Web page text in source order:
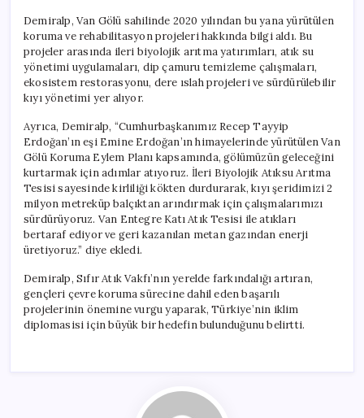
Demiralp, Van Gölü sahilinde 2020 yılından bu yana yürütülen
koruma ve rehabilitasyon projeleri hakkında bilgi aldı. Bu
projeler arasında ileri biyolojik arıtma yatırımları, atık su
yönetimi uygulamaları, dip çamuru temizleme çalışmaları,
ekosistem restorasyonu, dere ıslah projeleri ve sürdürülebilir
kıyı yönetimi yer alıyor.
Ayrıca, Demiralp, “Cumhurbaşkanımız Recep Tayyip
Erdoğan’ın eşi Emine Erdoğan’ın himayelerinde yürütülen Van
Gölü Koruma Eylem Planı kapsamında, gölümüzün geleceğini
kurtarmak için adımlar atıyoruz. İleri Biyolojik Atıksu Arıtma
Tesisi sayesinde kirliliği kökten durdurarak, kıyı şeridimizi 2
milyon metreküp balçıktan arındırmak için çalışmalarımızı
sürdürüyoruz. Van Entegre Katı Atık Tesisi ile atıkları
bertaraf ediyor ve geri kazanılan metan gazından enerji
üretiyoruz.” diye ekledi.
Demiralp, Sıfır Atık Vakfı’nın yerelde farkındalığı artıran,
gençleri çevre koruma sürecine dahil eden başarılı
projelerinin önemine vurgu yaparak, Türkiye’nin iklim
diplomasisi için büyük bir hedefin bulunduğunu belirtti.